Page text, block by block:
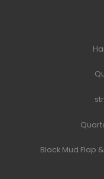
Black Mud Flap